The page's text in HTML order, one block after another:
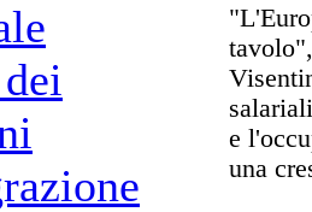
e
una